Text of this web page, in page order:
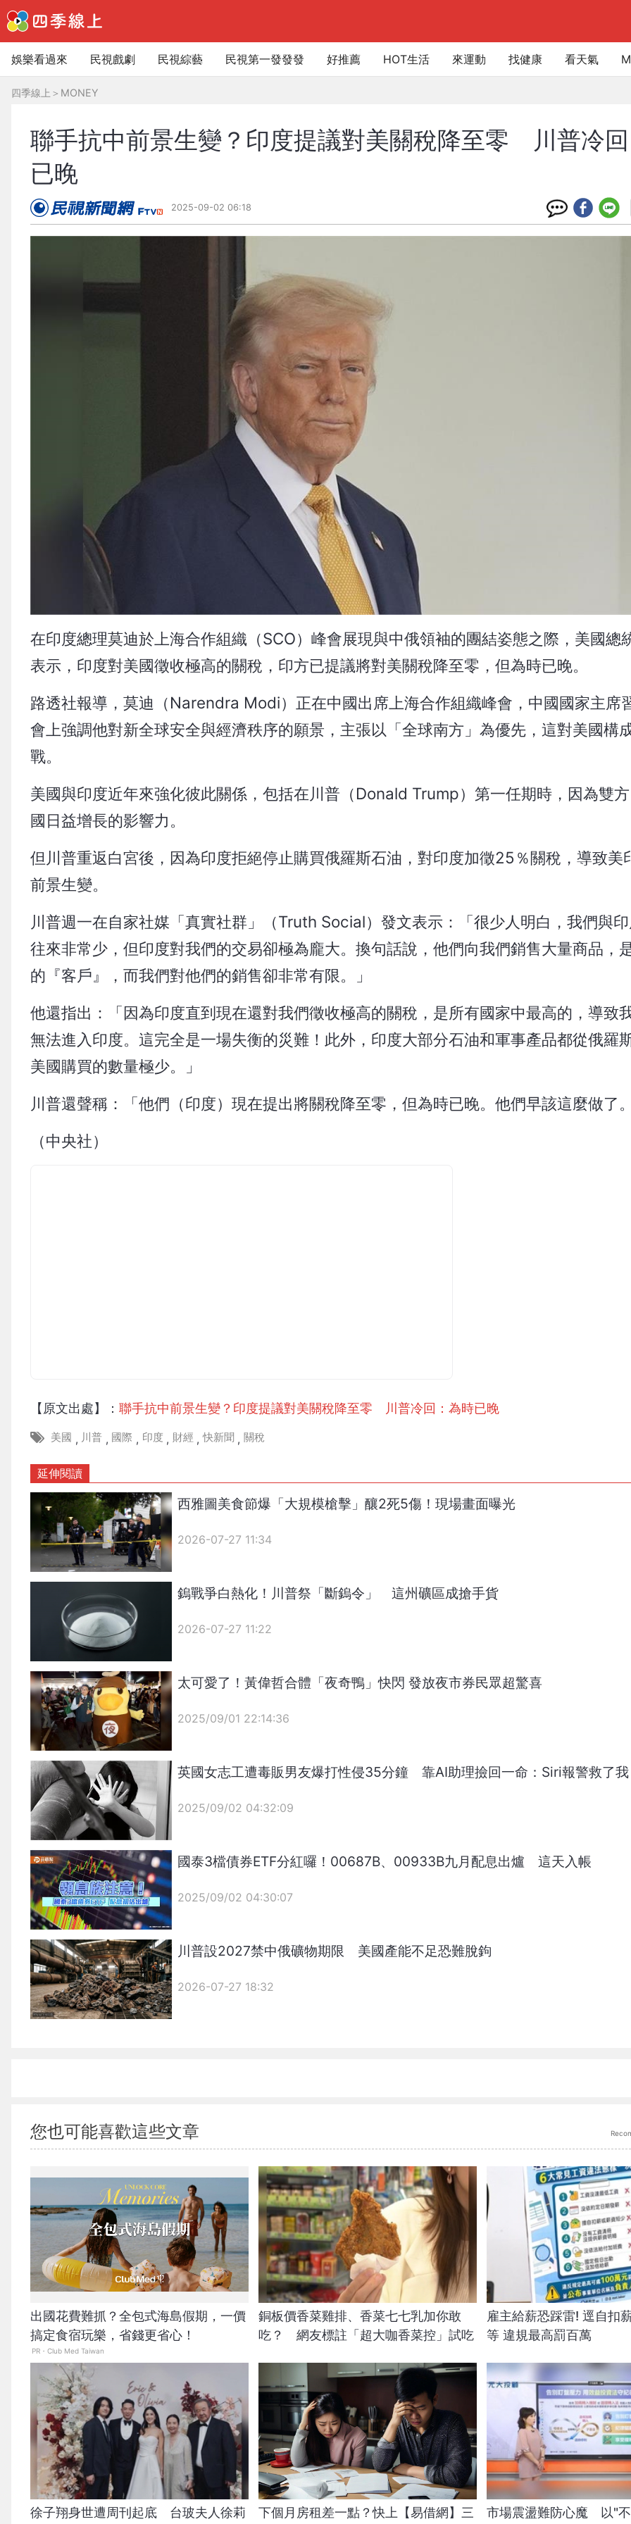
娛樂看過來 民視戲劇 民視綜藝 民視第一發發發 好推薦 HOT生活 來運動 找健康 看天氣
四季線上 ＞ MONEY
聯手抗中前景生變？印度提議對美關稅降至零 川普冷
已晚
2025-09-02 06:18
在印度總理莫迪於上海合作組織（SCO）峰會展現與中俄領袖的團結姿態之際，美國總
表示，印度對美國徵收極高的關稅，印方已提議將對美關稅降至零，但為時已晚。
路透社報導，莫迪（Narendra Modi）正在中國出席上海合作組織峰會，中國國家主席
會上強調他對新全球安全與經濟秩序的願景，主張以「全球南方」為優先，這對美國構
戰。
美國與印度近年來強化彼此關係，包括在川普（Donald Trump）第一任期時，因為雙
國日益增長的影響力。
但川普重返白宮後，因為印度拒絕停止購買俄羅斯石油，對印度加徵25％關稅，導致美
前景生變。
川普週一在自家社媒「真實社群」（Truth Social）發文表示：「很少人明白，我們與
往來非常少，但印度對我們的交易卻極為龐大。換句話說，他們向我們銷售大量商品，
的『客戶』，而我們對他們的銷售卻非常有限。」
他還指出：「因為印度直到現在還對我們徵收極高的關稅，是所有國家中最高的，導致
無法進入印度。這完全是一場失衡的災難！此外，印度大部分石油和軍事產品都從俄羅
美國購買的數量極少。」
川普還聲稱：「他們（印度）現在提出將關稅降至零，但為時已晚。他們早該這麼做了
（中央社）
【原文出處】：聯手抗中前景生變？印度提議對美關稅降至零 川普冷回：為時已晚
美國 , 川普 , 國際 , 印度 , 財經 , 快新聞 , 關稅
延伸閱讀
西雅圖美食節爆「大規模槍擊」釀2死5傷！現場畫面曝光
2026-07-27 11:34
鎢戰爭白熱化！川普祭「斷鎢令」 這州礦區成搶手貨
2026-07-27 11:22
{PLAYICON}
太可愛了！黃偉哲合體「夜奇鴨」快閃 發放夜市券民眾超驚喜
2025/09/01 22:14:36
{PLAYICON}
英國女志工遭毒販男友爆打性侵35分鐘 靠AI助理撿回一命：Siri報警救了
2025/09/02 04:32:09
{PLAYICON}
國泰3檔債券ETF分紅囉！00687B、00933B九月配息出爐 這天入帳
2025/09/02 04:30:07
川普設2027禁中俄礦物期限 美國產能不足恐難脫鉤
2026-07-27 18:32
您也可能喜歡這些文章
出國花費難抓？全包式海島假期，一價
搞定食宿玩樂，省錢更省心！
PR・Club Med Taiwan
銅板價香菜雞排、香菜七七乳加你敢
吃？ 網友標註「超大咖香菜控」試吃
雇主給薪恐踩雷! 逕自扣
等 違規最高罰百萬
徐子翔身世遭周刊起底 台玻夫人徐莉
下個月房租差一點？快上【易借網】三
市場震盪難防心魔 以"